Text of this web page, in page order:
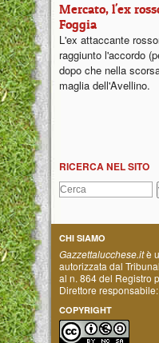
Mercato, l'ex
Foggia
L'ex attaccante
raggiunto l'accordo
dopo che nella
maglia dell'Avellino.
RICERCA NEL SITO
CHI SIAMO
Gazzettalucchese.itè
autorizzata dal
al n. 864 del Registro
Direttore
COPYRIGHT